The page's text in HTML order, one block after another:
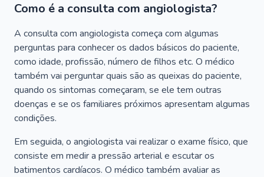
Como é a consulta com angiologista?
A consulta com angiologista começa com algumas
perguntas para conhecer os dados básicos do paciente,
como idade, profissão, número de filhos etc. O médico
também vai perguntar quais são as queixas do paciente,
quando os sintomas começaram, se ele tem outras
doenças e se os familiares próximos apresentam algumas
condições.
Em seguida, o angiologista vai realizar o exame físico, que
consiste em medir a pressão arterial e escutar os
batimentos cardíacos. O médico também avaliar as